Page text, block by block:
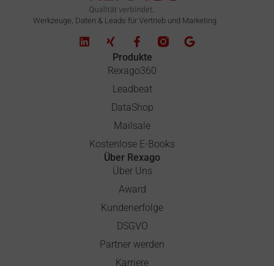
Werkzeuge, Daten & Leads für Vertrieb und Marketing
Produkte
Rexago360
Leadbeat
DataShop
Mailsale
Kostenlose E-Books
Über Rexago
Über Uns
Award
Kundenerfolge
DSGVO
Partner werden
Karriere